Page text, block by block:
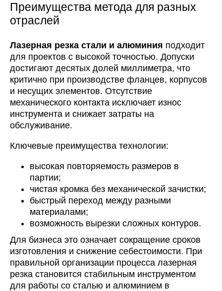
Преимущества метода для разных
отраслей
Лазерная резка стали и алюминия подходит
для проектов с высокой точностью. Допуски
достигают десятых долей миллиметра, что
критично при производстве фланцев, корпусов
и несущих элементов. Отсутствие
механического контакта исключает износ
инструмента и снижает затраты на
обслуживание.
Ключевые преимущества технологии:
высокая повторяемость размеров в
партии;
чистая кромка без механической зачистки;
быстрый переход между разными
материалами;
возможность вырезки сложных контуров.
Для бизнеса это означает сокращение сроков
изготовления и снижение себестоимости. При
правильной организации процесса лазерная
резка становится стабильным инструментом
для работы со сталью и алюминием в